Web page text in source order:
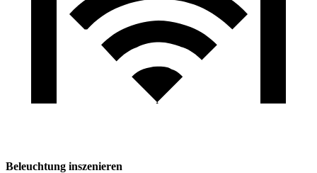
Beleuchtung inszenieren